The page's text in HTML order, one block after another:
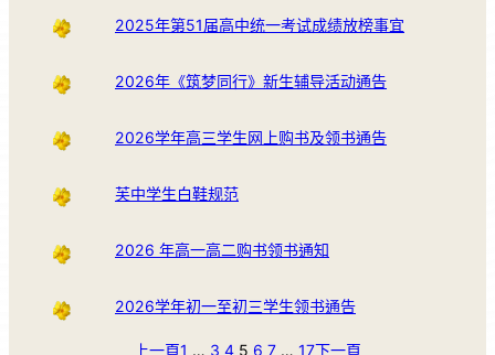
2025年第51届高中统一考试成绩放榜事宜
2026年《筑梦同行》新生辅导活动通告
2026学年高三学生网上购书及领书通告
芙中学生白鞋规范
2026 年高一高二购书领书通知
2026学年初一至初三学生领书通告
上一頁1 … 3 4 5 6 7 … 17下一頁